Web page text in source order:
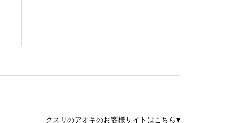
クスリのアオキのお客様サイトはこちら